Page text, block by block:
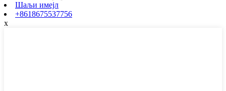
Шаљи имејл
+8618675537756
x